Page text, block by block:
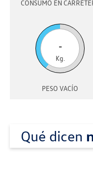
CONSUMO EN
-
Kg.
PESO VACÍO
Qué dicen